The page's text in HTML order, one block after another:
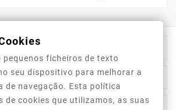
Loja
pequenos ficheiros de texto
seu dispositivo para melhorar a
de navegação. Esta política
de cookies que utilizamos, as suas